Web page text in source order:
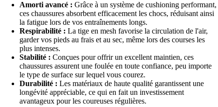
Amorti avancé : Grâce à un système de cushioning performant,
ces chaussures absorbent efficacement les chocs, réduisant ainsi
la fatigue lors de vos entraînements longs.
Respirabilité : La tige en mesh favorise la circulation de l'air,
garder vos pieds au frais et au sec, même lors des courses les
plus intenses.
Stabilité : Conçues pour offrir un excellent maintien, ces
chaussures assurent une foulée en toute confiance, peu importe
le type de surface sur lequel vous courez.
Durabilité : Les matériaux de haute qualité garantissent une
longévité appréciable, ce qui en fait un investissement
avantageux pour les coureuses régulières.